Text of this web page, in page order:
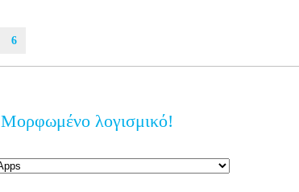
6
Μορφωμένο λογισμικό!